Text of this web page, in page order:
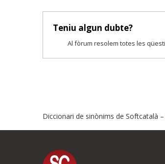
Teniu algun dubte?
Al fòrum resolem totes les
Proposeu-nos
Diccionari de sinònims de Softcatalà –